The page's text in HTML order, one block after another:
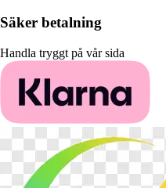
Säker betalning
Handla tryggt på vår sida